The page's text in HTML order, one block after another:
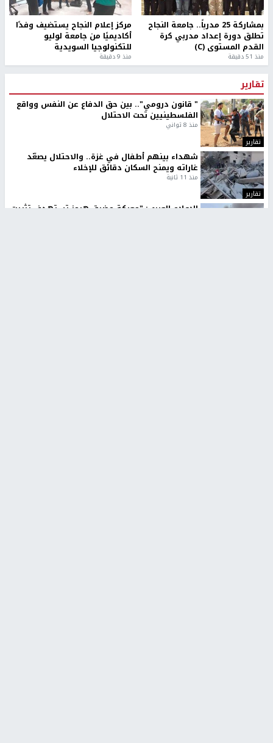
بمشاركة 25 مدرباً.. جامعة النجاح
تطلق دورة إعداد مدربي كرة
القدم المستوى (C)
منذ 51 دقيقة
مركز إعلام النجاح يستضيف وفدًا
أكاديميًا من جامعة لوليو
للتكنولوجيا السويدية
منذ 9 دقيقة
تقارير
تقارير
" قانون درومي".. بين حق الدفاع عن النفس وواقع
الفلسطينيين تحت الاحتلال
منذ 8 ثواني
تقارير
شهداء بينهم أطفال في غزة.. والاحتلال يصعّد
غاراته ويمنح السكان دقائق للإخلاء
منذ 11 ثانية
الإعلام العبري: "معركة مضيق هرمز تستهدف تثبيت